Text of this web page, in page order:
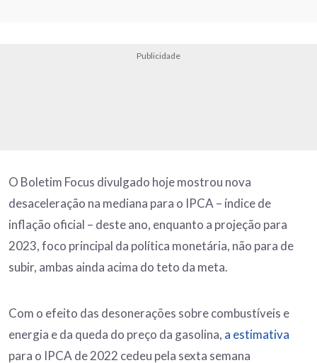
Publicidade
O Boletim Focus divulgado hoje mostrou nova
desaceleração na mediana para o IPCA – índice de
inflação oficial – deste ano, enquanto a projeção para
2023, foco principal da política monetária, não para de
subir, ambas ainda acima do teto da meta.
Com o efeito das desonerações sobre combustíveis e
energia e da queda do preço da gasolina, a estimativa
para o IPCA de 2022 cedeu pela sexta semana